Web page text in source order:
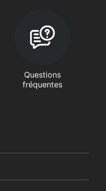
Questions
fréquentes